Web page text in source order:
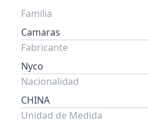
Familia
Camaras
Fabricante
Nyco
Nacionalidad
CHINA
Unidad de Medida